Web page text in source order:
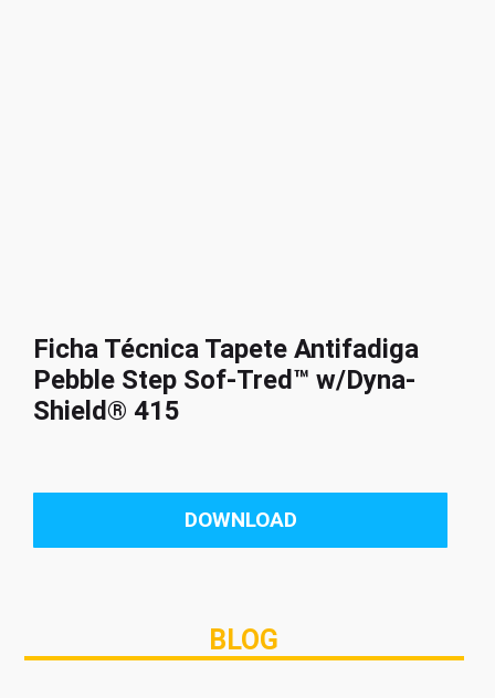
Ficha Técnica Tapete Antifadiga
Pebble Step Sof-Tred™ w/Dyna-
Shield® 415
DOWNLOAD
BLOG